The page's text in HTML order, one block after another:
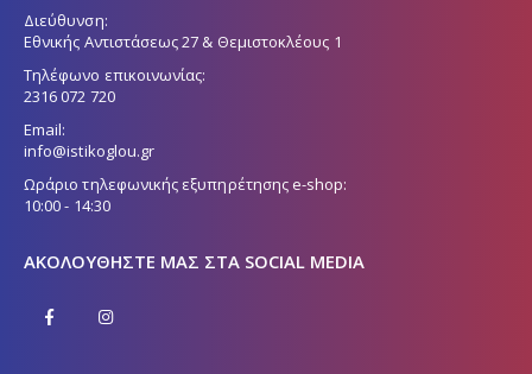
Διεύθυνση:
Εθνικής Αντιστάσεως 27 & Θεμιστοκλέους 1
Τηλέφωνο επικοινωνίας:
2316 072 720
Email:
info@istikoglou.gr
Ωράριο τηλεφωνικής εξυπηρέτησης e-shop:
10:00 - 14:30
ΑΚΟΛΟΥΘΉΣΤΕ ΜΑΣ ΣΤΑ SOCIAL MEDIA